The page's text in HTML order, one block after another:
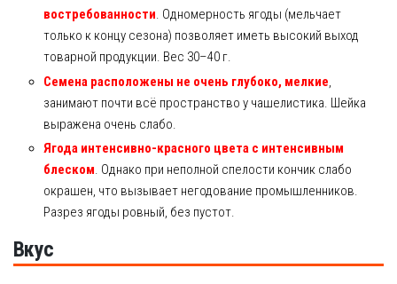
востребованности. Одномерность ягоды (мельчает
только к концу сезона) позволяет иметь высокий выход
товарной продукции. Вес 30–40 г.
Семена расположены не очень глубоко, мелкие,
занимают почти всё пространство у чашелистика. Шейка
выражена очень слабо.
Ягода интенсивно-красного цвета с интенсивным
блеском. Однако при неполной спелости кончик слабо
окрашен, что вызывает негодование промышленников.
Разрез ягоды ровный, без пустот.
Вкус